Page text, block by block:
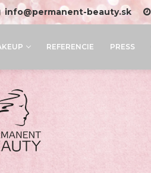
info@permanent-beauty.sk
REFERENCIE PRESS